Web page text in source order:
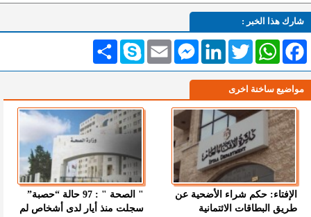
شارك هذا الخبر :
انشر Skype Email
MessengerLinkedInTwitterWhatsAppFacebook
مواضيع ساخنة اخرى
الإفتاء: حكم شراء الأضحية عن
طريق البطاقات الائتمانية
" الصحة " : 97 حالة “حصبة”
سجلت منذ أيار لدى أشخاص لم